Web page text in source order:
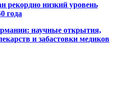
рекордно низкий уровень
года
научные открытия,
и забастовки медиков